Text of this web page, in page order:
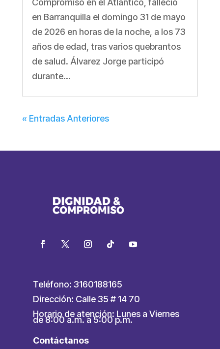
Compromiso en el Atlántico, falleció
en Barranquilla el domingo 31 de mayo
de 2026 en horas de la noche, a los 73
años de edad, tras varios quebrantos
de salud. Álvarez Jorge participó
durante...
« Entradas Anteriores
Teléfono: 3160188165
Dirección: Calle 35 # 14 70
Horario de atención: Lunes a Viernes
de 8:00 a.m. a 5:00 p.m.
Contáctanos